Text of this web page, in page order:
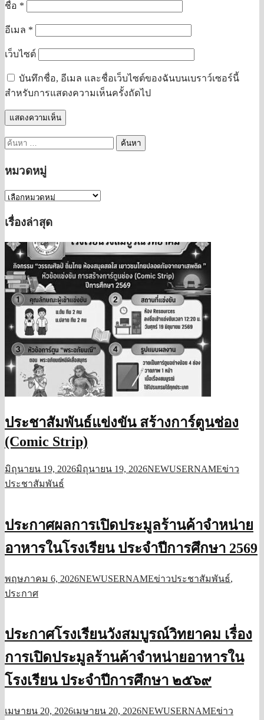
ชื่อ *
อีเมล *
เว็บไซต์
บันทึกชื่อ, อีเมล และชื่อเว็บไซต์ของฉันบนเบราว์เซอร์นี้
สำหรับการแสดงความเห็นครั้งถัดไป
ค้นหา
หมวดหมู่
หมวด
หมู่
เรื่องล่าสุด
ประชาสัมพันธ์แข่งขัน สร้างการ์ตูนช่อง
(Comic Strip)
มิถุนายน 19, 2026มิถุนายน 19, 2026NEWUSERNAMEข่าว
ประชาสัมพันธ์
ประกาศผลการเปิดประมูลร้านค้าจำหน่าย
อาหารในโรงเรียน ประจำปีการศึกษา 2569
พฤษภาคม 6, 2026NEWUSERNAMEข่าวประชาสัมพันธ์,
ประกาศ
ประกาศโรงเรียนวังสมบูรณ์วิทยาคม เรื่อง
การเปิดประมูลร้านค้าจำหน่ายอาหารใน
โรงเรียน ประจำปีการศึกษา ๒๕๖๙
เมษายน 20, 2026เมษายน 20, 2026NEWUSERNAMEข่าว